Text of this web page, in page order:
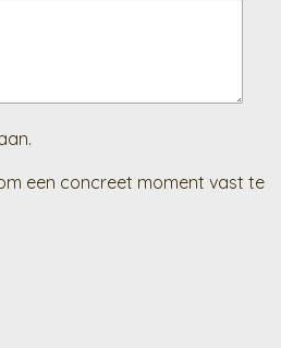
een concreet moment vast te